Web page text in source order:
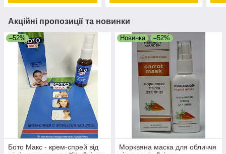
Акційні пропозиції та новинки
–52%
Бото Макс - крем-спрей від
Новинка –52%
Морквяна маска для обличчя